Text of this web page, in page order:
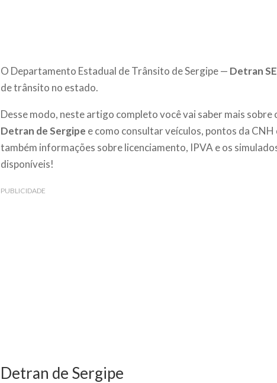
O Departamento Estadual de Trânsito de Sergipe — Detran SE
de trânsito no estado.
Desse modo, neste artigo completo você vai saber mais sobre
Detran de Sergipe e como consultar veículos, pontos da
também informações sobre licenciamento, IPVA e os
disponíveis!
PUBLICIDADE
Detran de Sergipe